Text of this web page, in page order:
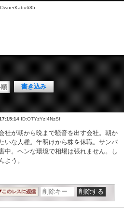
ID:OTYzYzI4NzSf
社が朝から晩まで騒音を出す会社。朝か
いな人種。年明けから株を休職。サンバ
中。ヘンな環境で相場は張れません。し
よう。